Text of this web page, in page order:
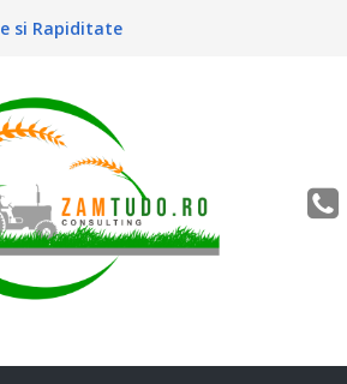
si Rapiditate